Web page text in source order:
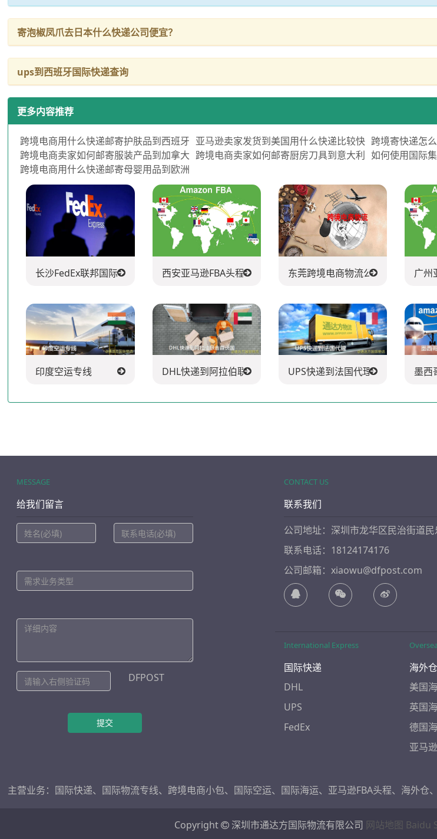
寄泡椒凤爪去日本什么快递公司便宜？
ups到西班牙国际快递查询
更多内容推荐
跨境电商用什么快递邮寄护肤品到西班牙 亚马逊卖家发货到美国用什么快递比较快 跨境寄快递怎
跨境电商卖家如何邮寄服装产品到加拿大 跨境电商卖家如何邮寄厨房刀具到意大利 如何使用国际
跨境电商用什么快递邮寄母婴用品到欧洲
长沙FedEx联邦国际快递公司 西安亚马逊FBA头程派送公司 东莞跨境电商物流公司 广州
印度空运专线 DHL快递到阿拉伯联合酋长国 UPS快递到法国代理 墨西
MESSAGE
给我们留言
DFPOST
提交
CONTACT US
联系我们
公司地址：深圳市龙华区民治街道
联系电话：18124174176
公司邮箱：xiaowu@dfpost.com
International Express
国际快递
DHL
UPS
FedEx
海外仓
美国
英国
德国
亚马
主营业务： 国际快递、 国际物流专线、跨境电商小包、 国际空运、 国际海运、亚马逊FBA头程、 海外仓、
Copyright 深圳市通达方国际物流有限公司 网站地图 Baidu